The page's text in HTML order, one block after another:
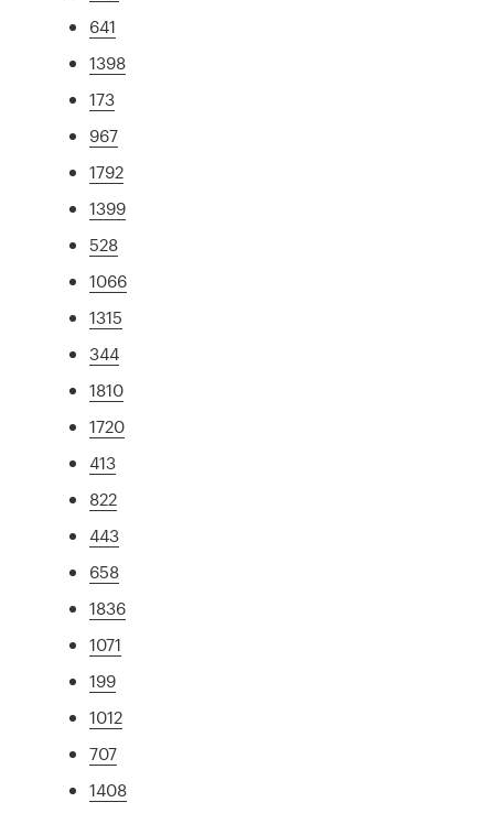
641
1398
173
967
1792
1399
528
1066
1315
344
1810
1720
413
822
443
658
1836
1071
199
1012
707
1408